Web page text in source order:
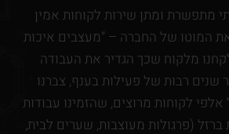
מתפשרת ומתן שירות לקוחות אמין
המוטו של החברה – “מעצבים איכות
לקחנו מלקוח שכך הגדיר את העבודה
שנים רבות של פעילות בענף, צברנו
לקוחות מרוצים, שהזמינו עבודות
ברזל (פרגולות מעוצבות, שערים לבית,